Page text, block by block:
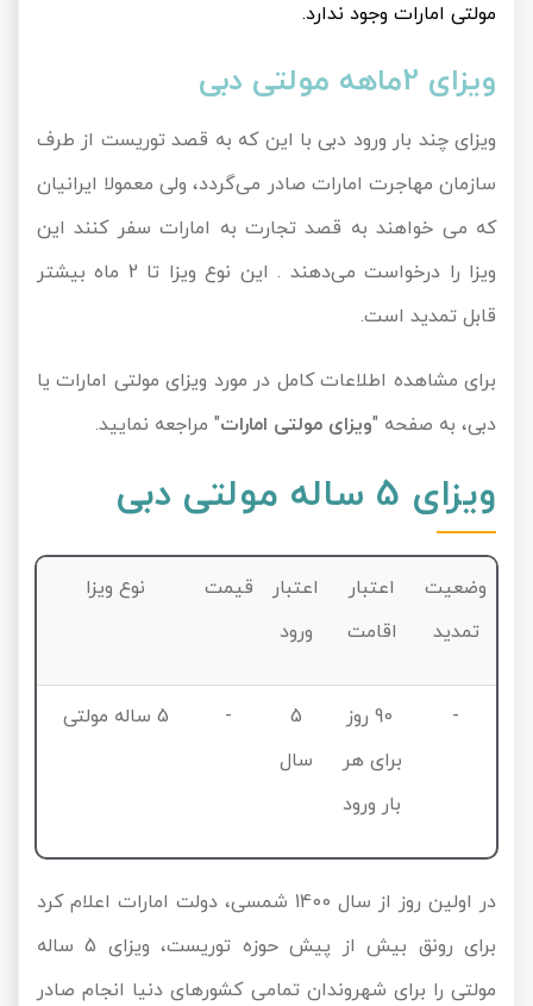
مولتی امارات وجود ندارد.
ویزای 2ماهه مولتی دبی
ویزای چند بار ورود دبی با این که به قصد توریست از طرف
سازمان مهاجرت امارات صادر می‌گردد، ولی معمولا ایرانیان
که می خواهند به قصد تجارت به امارات سفر کنند این
ویزا را درخواست می‌دهند . این نوع ویزا تا 2 ماه بیشتر
قابل تمدید است.
برای مشاهده اطلاعات کامل در مورد ویزای مولتی امارات یا
دبی، به صفحه "ویزای مولتی امارات" مراجعه نمایید.
ویزای 5 ساله مولتی دبی
وضعیت
تمدید
اعتبار
اقامت
اعتبار
ورود
قیمت نوع ویزا
-
90 روز
برای هر
بار ورود
5
سال
- 5 ساله مولتی
در اولین روز از سال 1400 شمسی، دولت امارات اعلام کرد
برای رونق بیش از پیش حوزه توریست، ویزای 5 ساله
مولتی را برای شهروندان تمامی کشورهای دنیا انجام صادر